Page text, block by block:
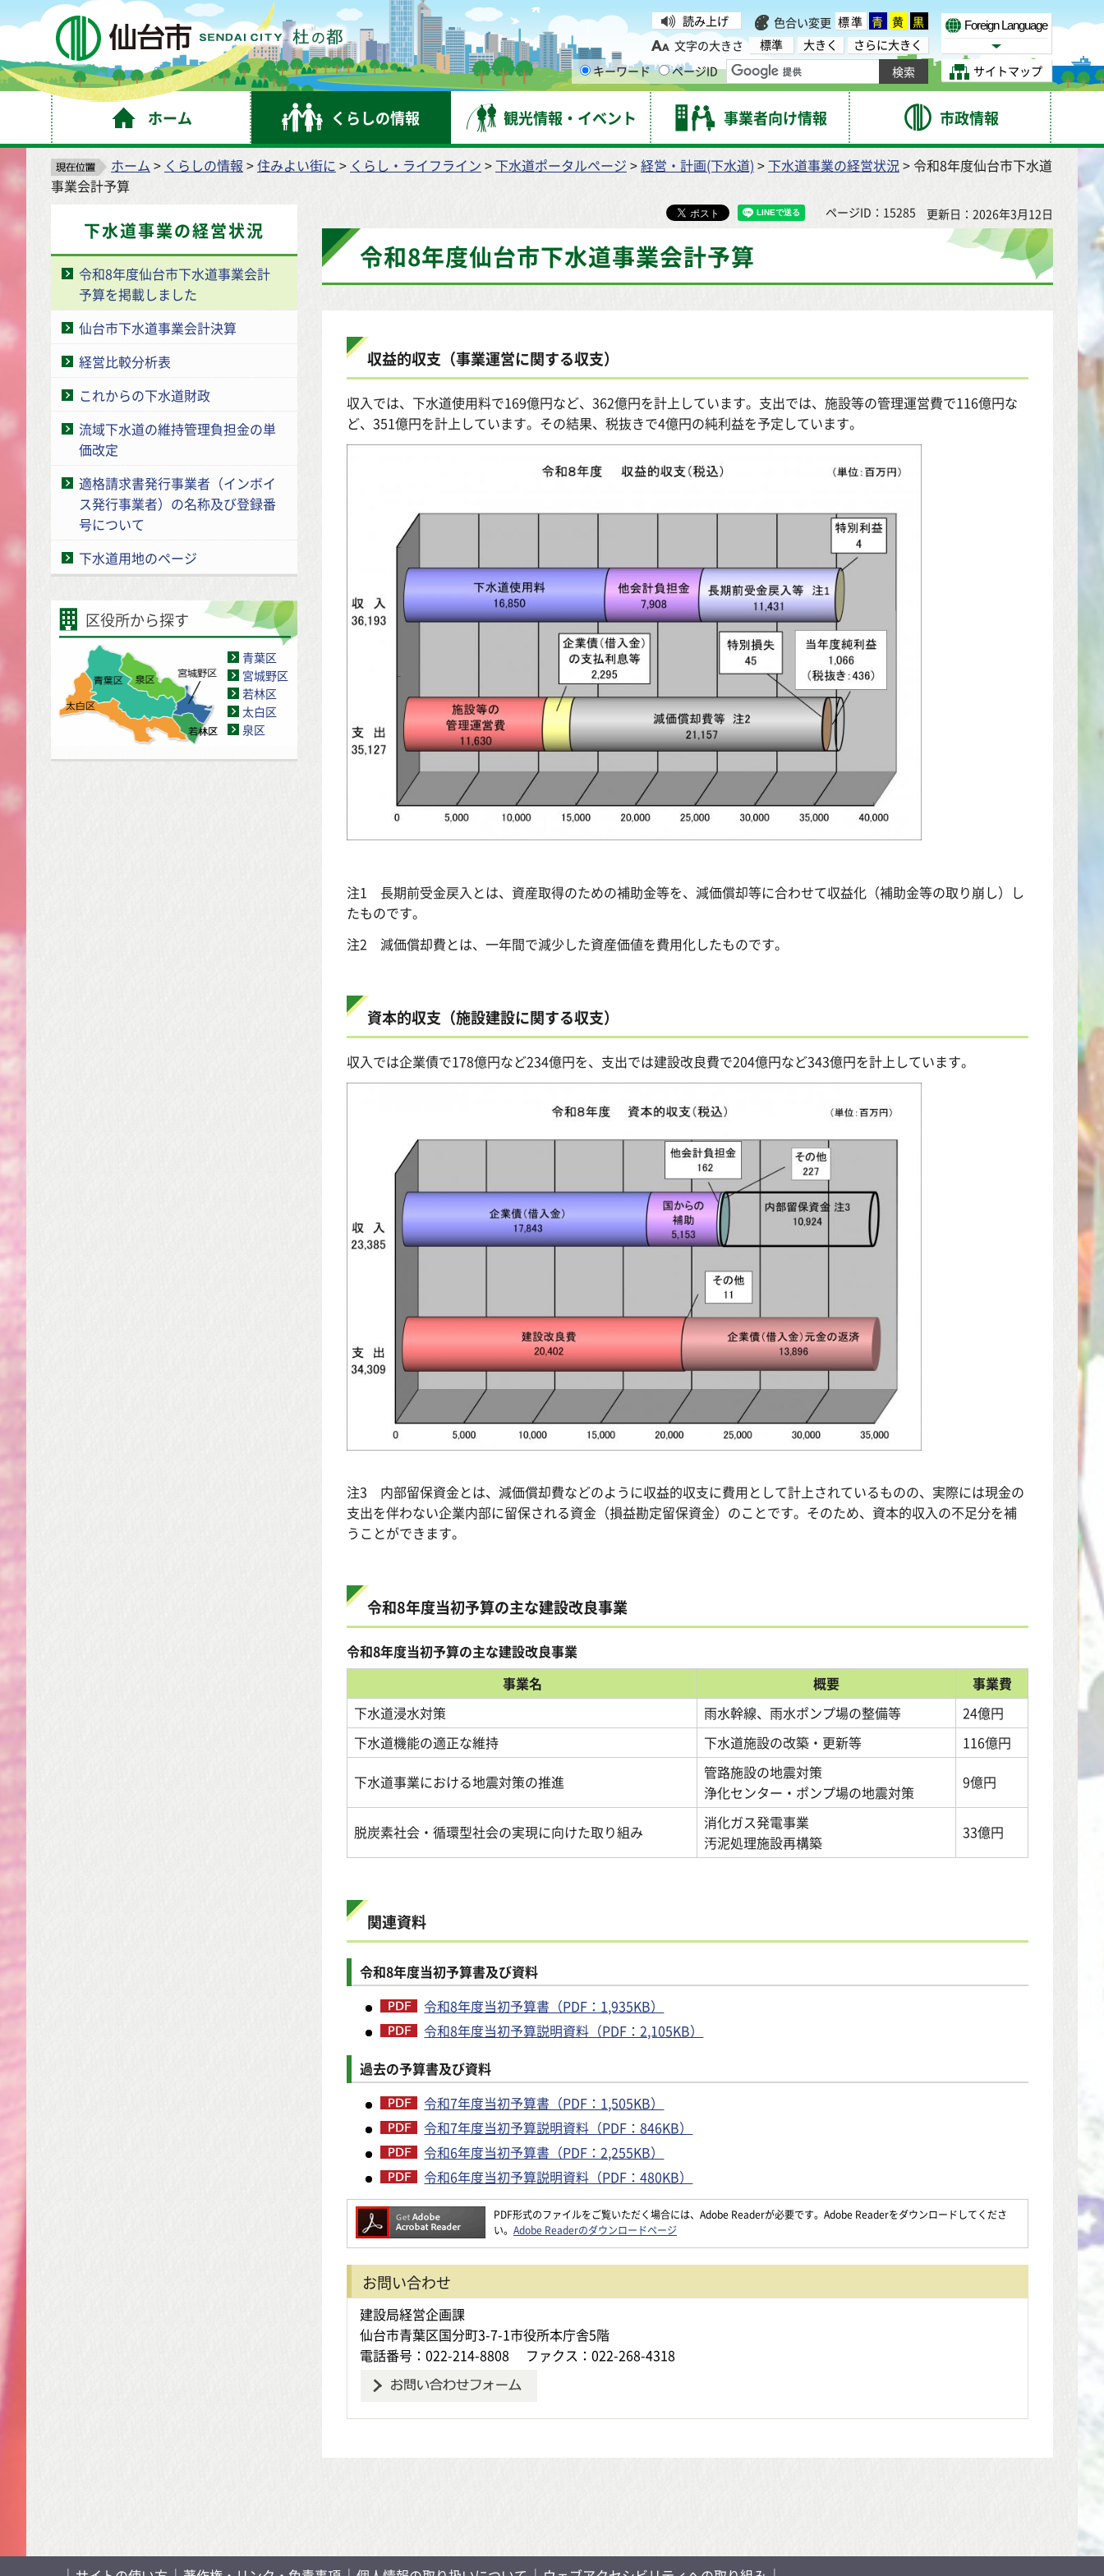
仙台市 読み上げ 色合い変更 標準 青 黄 黒
文字の大きさ
標準 大きく
さらに大きく
キーワード
ページID
Foreign Language
Select Language
サイトマップ
ホーム くらしの情報 観光情報・イベント 事業者向け情報 市政情報
ホーム > くらしの情報 >住みよい街に > くらし・ライフライン > 下水道ポータルページ >経営・計画(下水道) > 下水道事業の経営状況> 令和8年度仙台市下水道
事業会計予算
下水道事業の経営状況
令和8年度仙台市下水道事業会計
予算を掲載しました
仙台市下水道事業会計決算
経営比較分析表
これからの下水道財政
流域下水道の維持管理負担金の単
価改定
適格請求書発行事業者（インボイ
ス発行事業者）の名称及び登録番
号について
下水道用地のページ
区役所から探す
青葉区
宮城野区
若林区
太白区
泉区
ページID：15285 更新日：2026年3月12日
令和8年度仙台市下水道事業会計予算
収益的収支（事業運営に関する収支）
収入では、下水道使用料で169億円など、362億円を計上しています。支出では、施設等の管理運営費で116億円な
ど、351億円を計上しています。その結果、税抜きで4億円の純利益を予定しています。
注1 長期前受金戻入とは、資産取得のための補助金等を、減価償却等に合わせて収益化（補助金等の取り崩し）し
たものです。
注2 減価償却費とは、一年間で減少した資産価値を費用化したものです。
資本的収支（施設建設に関する収支）
収入では企業債で178億円など234億円を、支出では建設改良費で204億円など343億円を計上しています。
注3 内部留保資金とは、減価償却費などのように収益的収支に費用として計上されているものの、実際には現金の
支出を伴わない企業内部に留保される資金（損益勘定留保資金）のことです。そのため、資本的収入の不足分を補
うことができます。
令和8年度当初予算の主な建設改良事業
令和8年度当初予算の主な建設改良事業
事業名
概要
事業費
下水道浸水対策
雨水幹線、雨水ポンプ場の整備等
24億円
下水道機能の適正な維持
下水道施設の改築・更新等
116億円
下水道事業における地震対策の推進
管路施設の地震対策
浄化センター・ポンプ場の地震対策
9億円
脱炭素社会・循環型社会の実現に向けた取り組み
消化ガス発電事業
汚泥処理施設再構築
33億円
関連資料
令和8年度当初予算書及び資料
令和8年度当初予算書（PDF：1,935KB）
令和8年度当初予算説明資料（PDF：2,105KB）
過去の予算書及び資料
令和7年度当初予算書（PDF：1,505KB）
令和7年度当初予算説明資料（PDF：846KB）
令和6年度当初予算書（PDF：2,255KB）
令和6年度当初予算説明資料（PDF：480KB）
PDF形式のファイルをご覧いただく場合には、Adobe Readerが必要です。Adobe Readerをダウンロードしてくださ
い。 Adobe Readerのダウンロードページ
お問い合わせ
建設局経営企画課
仙台市青葉区国分町3-7-1市役所本庁舎5階
電話番号：022-214-8808
ファクス：022-268-4318